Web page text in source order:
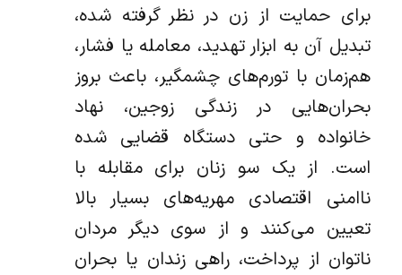
برای حمایت از زن در نظر گرفته شده،
تبدیل آن به ابزار تهدید، معامله یا فشار،
هم‌زمان با تورم‌های چشمگیر، باعث بروز
بحران‌هایی در زندگی زوجین، نهاد
خانواده و حتی دستگاه قضایی شده
است. از یک سو زنان برای مقابله با
ناامنی اقتصادی مهریه‌های بسیار بالا
تعیین می‌کنند و از سوی دیگر مردان
ناتوان از پرداخت، راهی زندان یا بحران